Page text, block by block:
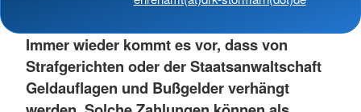
Immer wieder kommt es vor, dass von
Strafgerichten oder der Staatsanwaltschaft
Geldauflagen und Bußgelder verhängt